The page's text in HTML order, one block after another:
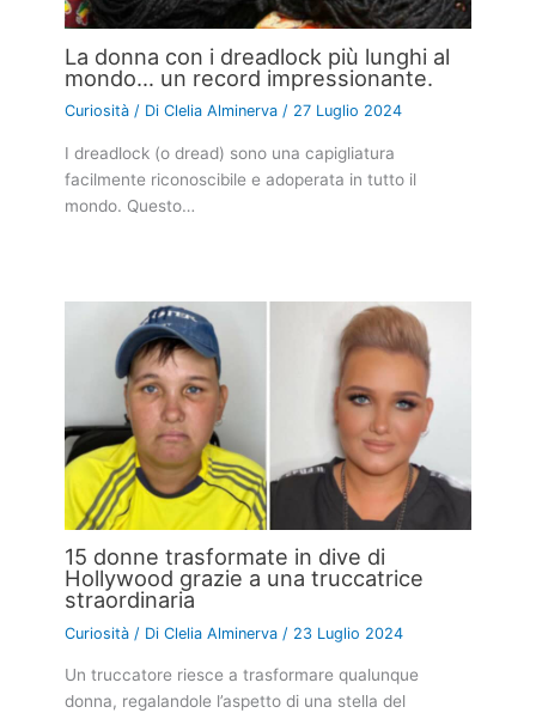
La donna con i dreadlock più lunghi al
mondo… un record impressionante.
Curiosità / DiClelia Alminerva/ 27 Luglio 2024
I dreadlock (o dread) sono una capigliatura
facilmente riconoscibile e adoperata in tutto il
mondo. Questo…
15 donne trasformate in dive di
Hollywood grazie a una truccatrice
straordinaria
Curiosità / DiClelia Alminerva / 23 Luglio 2024
Un truccatore riesce a trasformare qualunque
donna, regalandole l’aspetto di una stella del